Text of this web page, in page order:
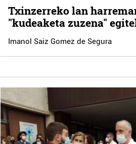
Txinzerreko lan
"kudeaketa zuzena"
Imanol Saiz Gomez de Segura